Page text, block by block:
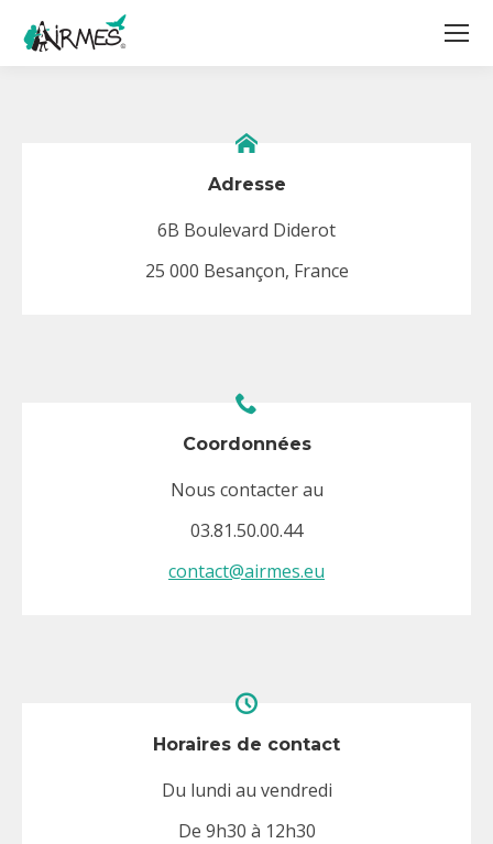
Adresse
6B Boulevard Diderot
25 000 Besançon, France
Coordonnées
Nous contacter au
03.81.50.00.44
contact@airmes.eu
Horaires de contact
Du lundi au vendredi
De 9h30 à 12h30